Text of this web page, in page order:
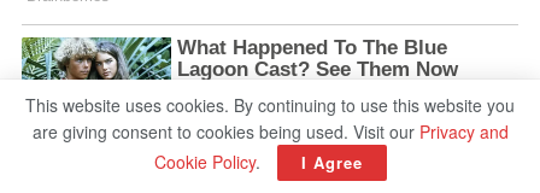
This website uses cookies. By continuing to use this website you
are giving consent to cookies being used. Visit our Privacy and
Cookie Policy. I Agree